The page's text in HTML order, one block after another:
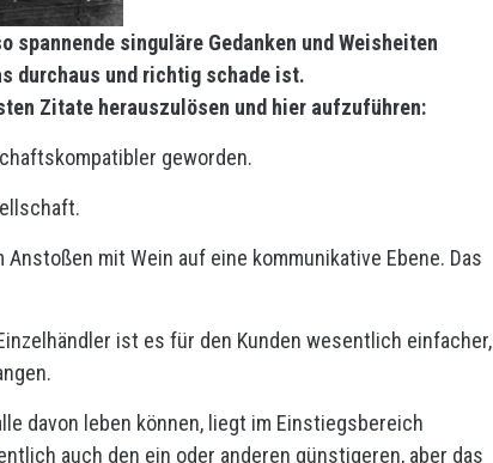
spannende singuläre Gedanken und Weisheiten
durchaus und richtig schade ist.
Zitate herauszulösen und hier aufzuführen:
geworden.
mit Wein auf eine kommunikative Ebene. Das
ist es für den Kunden wesentlich einfacher,
davon leben können, liegt im Einstiegsbereich
auch den ein oder anderen günstigeren, aber das